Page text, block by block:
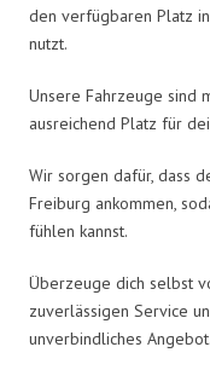
den verfügbaren Platz
nutzt.
Unsere Fahrzeuge sind
ausreichend Platz für
Wir sorgen dafür, dass
Freiburg ankommen,
fühlen kannst.
Überzeuge dich selbst
zuverlässigen Service
unverbindliches Angebot.